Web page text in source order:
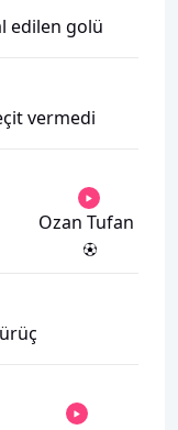
edilen golü
vermedi
Ozan Tufan